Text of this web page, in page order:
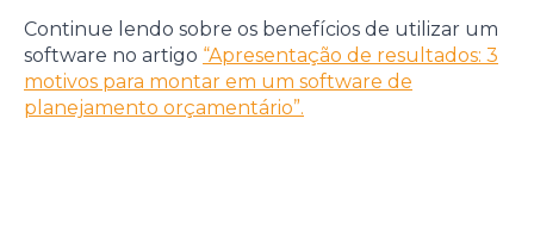
Continue lendo sobre os benefícios de utilizar um
software no artigo “Apresentação de resultados: 3
motivos para montar em um software de
planejamento orçamentário”.